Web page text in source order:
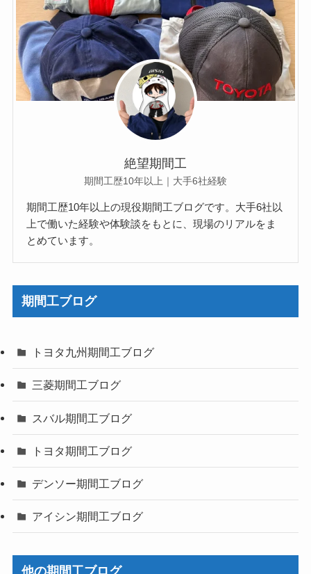
絶望期間工
期間工歴10年以上｜大手6社経験
期間工歴10年以上の現役期間工ブログです。大手6社以
上で働いた経験や体験談をもとに、現場のリアルをま
とめています。
期間工ブログ
トヨタ九州期間工ブログ
三菱期間工ブログ
スバル期間工ブログ
トヨタ期間工ブログ
デンソー期間工ブログ
アイシン期間工ブログ